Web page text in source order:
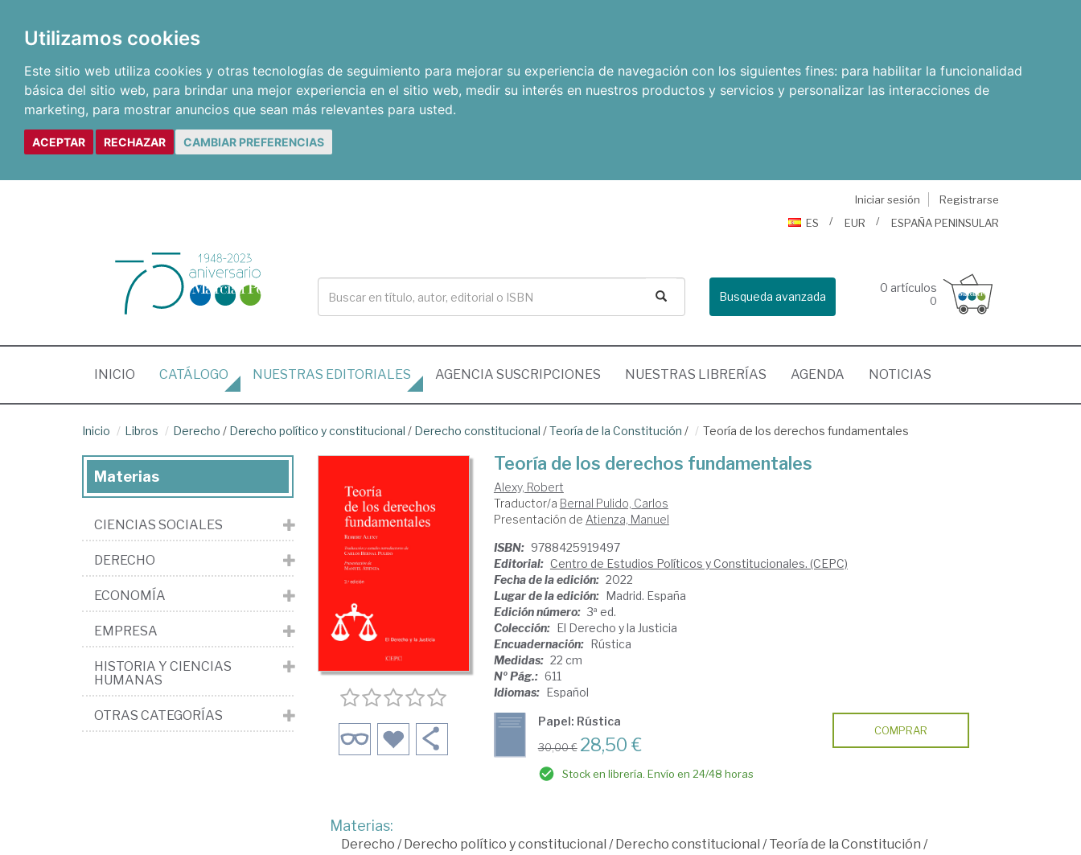
Utilizamos cookies
Este sitio web utiliza cookies y otras tecnologías de seguimiento para mejorar su experiencia de navegación con los siguientes fines: para habilitar la funcionalidad
básica del sitio web, para brindar una mejor experiencia en el sitio web, medir su interés en nuestros productos y servicios y personalizar las interacciones de
marketing, para mostrar anuncios que sean más relevantes para usted.
ACEPTAR RECHAZAR CAMBIAR PREFERENCIAS
Iniciar sesión
Registrarse
ES
EUR ESPAÑA PENINSULAR
Busqueda avanzada
0 artículos
0
INICIO (CURRENT)
CATÁLOGO NUESTRAS EDITORIALES AGENCIA SUSCRIPCIONES NUESTRAS LIBRERÍAS AGENDA NOTICIAS
Inicio Libros Derecho / Derecho político y constitucional / Derecho constitucional /Teoría de la Constitución / Teoría de los derechos fundamentales
Teoría de los derechos fundamentales
Alexy, Robert
Traductor/a Bernal Pulido, Carlos
Presentación de Atienza, Manuel
ISBN: 9788425919497
Editorial: Centro de Estudios Políticos y Constitucionales. (CEPC)
Fecha de la edición: 2022
Lugar de la edición: Madrid. España
Edición número: 3ª ed.
Colección: El Derecho y la Justicia
Encuadernación: Rústica
Medidas: 22 cm
Nº Pág.: 611
Idiomas: Español
Papel: Rústica
30,00 € 28,50 €
Stock en librería. Envío en 24/48 horas
COMPRAR
Materias:
Derecho /Derecho político y constitucional /Derecho constitucional /Teoría de la Constitución /
Materias
CIENCIAS SOCIALES
DERECHO
ECONOMÍA
EMPRESA
HISTORIA Y CIENCIAS
HUMANAS
OTRAS CATEGORÍAS